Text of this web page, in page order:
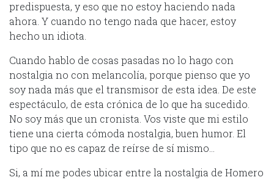
predispuesta, y eso que no estoy haciendo nada
ahora. Y cuando no tengo nada que hacer, estoy
hecho un idiota.
Cuando hablo de cosas pasadas no lo hago con
nostalgia no con melancolía, porque pienso que yo
soy nada más que el transmisor de esta idea. De este
espectáculo, de esta crónica de lo que ha sucedido.
No soy más que un cronista. Vos viste que mi estilo
tiene una cierta cómoda nostalgia, buen humor. El
tipo que no es capaz de reírse de sí mismo…
Si, a mí me podes ubicar entre la nostalgia de Homero